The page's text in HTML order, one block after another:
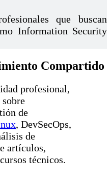
que buscan
Information Security
Compartido
profesional,
de
, DevSecOps,
de
artículos,
técnicos.